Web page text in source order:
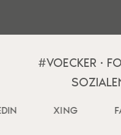
#VOECKER ·
XING